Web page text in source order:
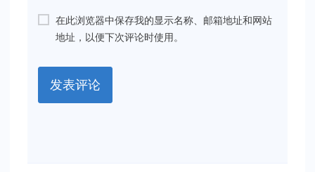
在此浏览器中保存我的显示名称、邮箱地址和网站
地址，以便下次评论时使用。